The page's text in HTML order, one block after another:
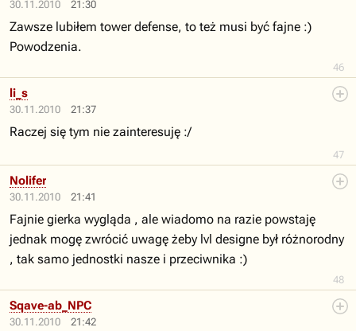
30.11.2010 21:30
46
Zawsze lubiłem tower defense, to też musi być fajne :)
Powodzenia.
30.11.2010 21:37
47
li_s
Raczej się tym nie zainteresuję :/
30.11.2010 21:41
48
Nolifer
Fajnie gierka wygląda , ale wiadomo na razie powstaję
jednak mogę zwrócić uwagę żeby lvl designe był różnorodny
, tak samo jednostki nasze i przeciwnika :)
30.11.2010 21:42
Sqave-ab_NPC